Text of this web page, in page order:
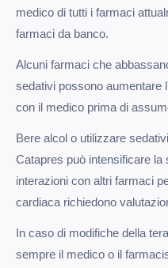
medico di tutti i farmaci
farmaci da banco.
Alcuni farmaci che
sedativi possono aumentare
con il medico prima di
Bere alcol o utilizzare
Catapres può intensificare
interazioni con altri farmaci
cardiaca richiedono
In caso di modifiche della
sempre il medico o il